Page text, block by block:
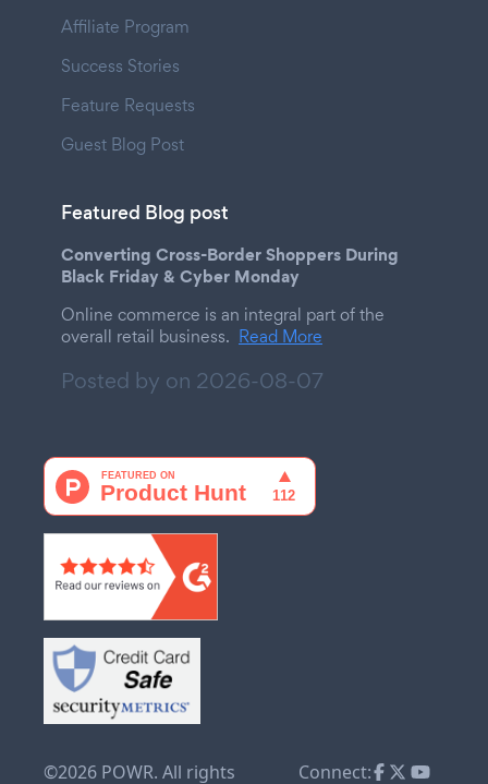
Affiliate Program
Success Stories
Feature Requests
Guest Blog Post
Featured Blog post
Converting Cross-Border Shoppers During
Black Friday & Cyber Monday
Online commerce is an integral part of the
overall retail business. Read More
Posted by on 2026-08-07
©2026 POWR. All rights Connect: